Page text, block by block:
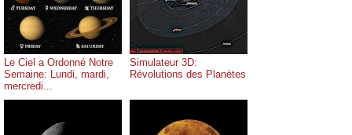
Le Ciel a Ordonné Notre
Semaine: Lundi, mardi,
mercredi...
Simulateur 3D:
Révolutions des Planètes